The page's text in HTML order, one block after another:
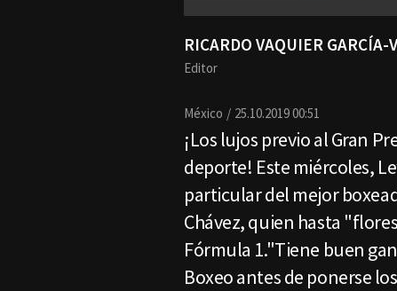
RICARDO VAQUIER GARCÍA-
Editor
México 25.10.2019 00:51
¡Los lujos previo al Gran
deporte! Este miércoles,
particular del mejor
Chávez, quien hasta
Fórmula 1."Tiene buen
Boxeo antes de ponerse